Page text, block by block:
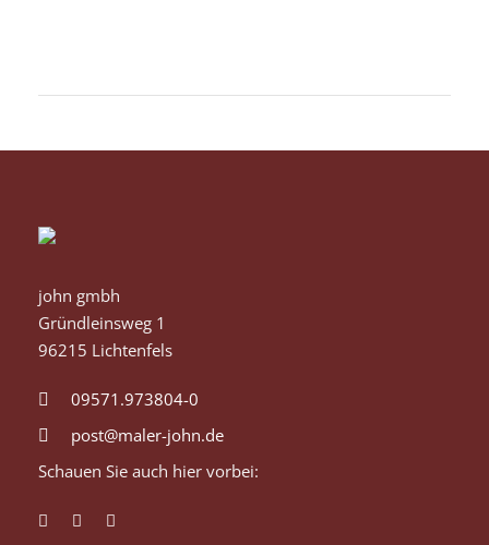
john gmbh
Gründleinsweg 1
96215 Lichtenfels
09571.973804-0
post@maler-john.de
Schauen Sie auch hier vorbei: